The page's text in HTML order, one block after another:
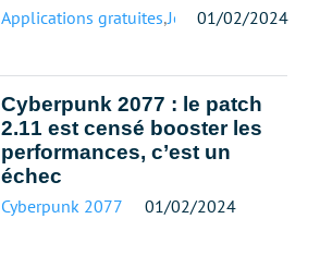
Applications gratuites,Jeux mobiles
01/02/2024
Cyberpunk 2077 : le patch
2.11 est censé booster les
performances, c’est un
échec
Cyberpunk 2077 01/02/2024